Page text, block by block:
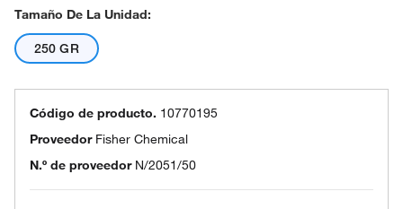
Tamaño De La Unidad:
250 GR
Código de producto. 10770195
Proveedor Fisher Chemical
N.º de proveedor N/2051/50